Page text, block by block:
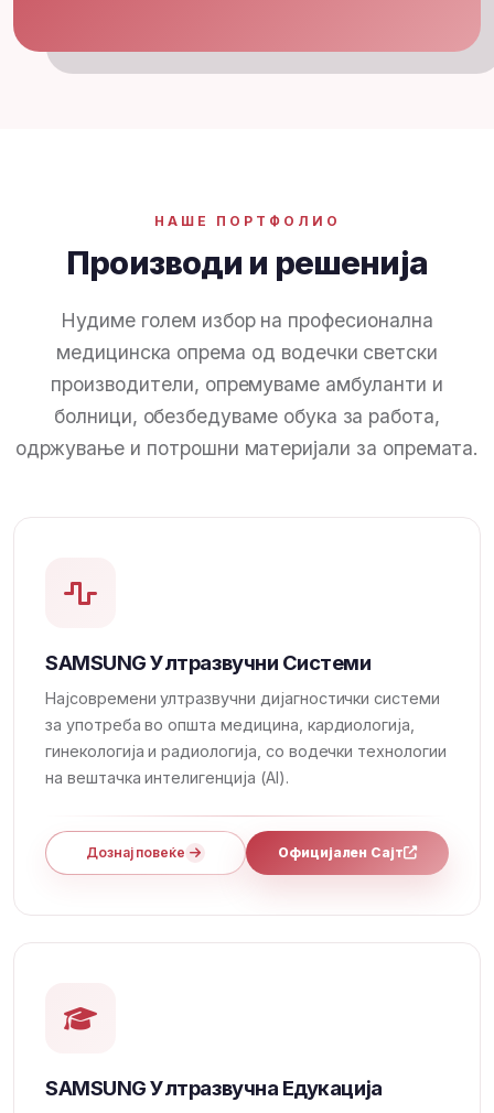
НАШЕ ПОРТФОЛИО
Производи и решенија
Нудиме голем избор на професионална
медицинска опрема од водечки светски
производители, опремуваме амбуланти и
болници, обезбедуваме обука за работа,
одржување и потрошни материјали за опремата.
SAMSUNG Ултразвучни Системи
Најсовремени ултразвучни дијагностички системи
за употреба во општа медицина, кардиологија,
гинекологија и радиологија, со водечки технологии
на вештачка интелигенција (AI).
Дознај повеќе Официјален Сајт
SAMSUNG Ултразвучна Едукација